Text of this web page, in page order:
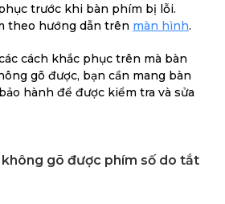
trước khi bàn phím bị lỗi.
theo hướng dẫn trên màn hình.
cách khắc phục trên mà bàn
gõ được, bạn cần mang bàn
hành để được kiểm tra và sửa
gõ được phím số do tắt